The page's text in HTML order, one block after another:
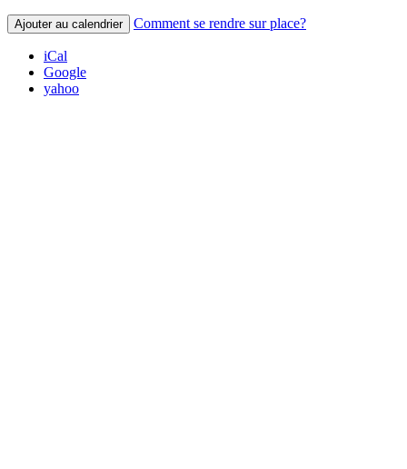
Ajouter au calendrier Comment se rendre sur place?
iCal
Google
yahoo